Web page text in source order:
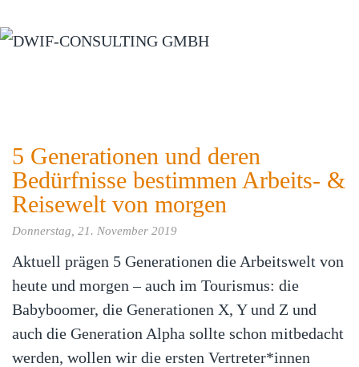
Zum Hauptinhalt springen
5 Generationen und deren
Bedürfnisse bestimmen Arbeits- &
Reisewelt von morgen
Donnerstag, 21. November 2019
Aktuell prägen 5 Generationen die Arbeitswelt von
heute und morgen – auch im Tourismus: die
Babyboomer, die Generationen X, Y und Z und
auch die Generation Alpha sollte schon mitbedacht
werden, wollen wir die ersten Vertreter*innen